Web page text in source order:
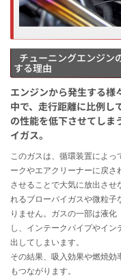
チューニングエンジン
する理由
エンジンから発生する様
中で、走行距離に比例し
の性能を低下させてしま
イガス。
このガスは、循環装置によっ
ークやエアクリーナーに戻さ
させることで大気に放出させ
れるブローバイガスや微粒子
りません。ガスの一部は液
し、インテークパイプやイン
出してしまいます。
その結果、吸入効果や燃焼効
もつながります。